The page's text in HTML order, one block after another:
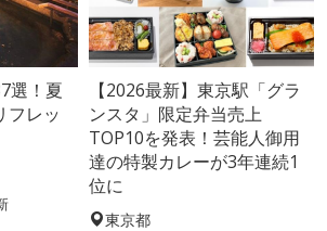
選！夏
フレッ
【2026最新】東京駅「グラ
ンスタ」限定弁当売上
TOP10を発表！芸能人御用
達の特製カレーが3年連続1
位に
東京都